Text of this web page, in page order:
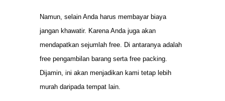
Namun, selain Anda harus membayar biaya
jangan khawatir. Karena Anda juga akan
mendapatkan sejumlah free. Di antaranya adalah
free pengambilan barang serta free packing.
Dijamin, ini akan menjadikan kami tetap lebih
murah daripada tempat lain.